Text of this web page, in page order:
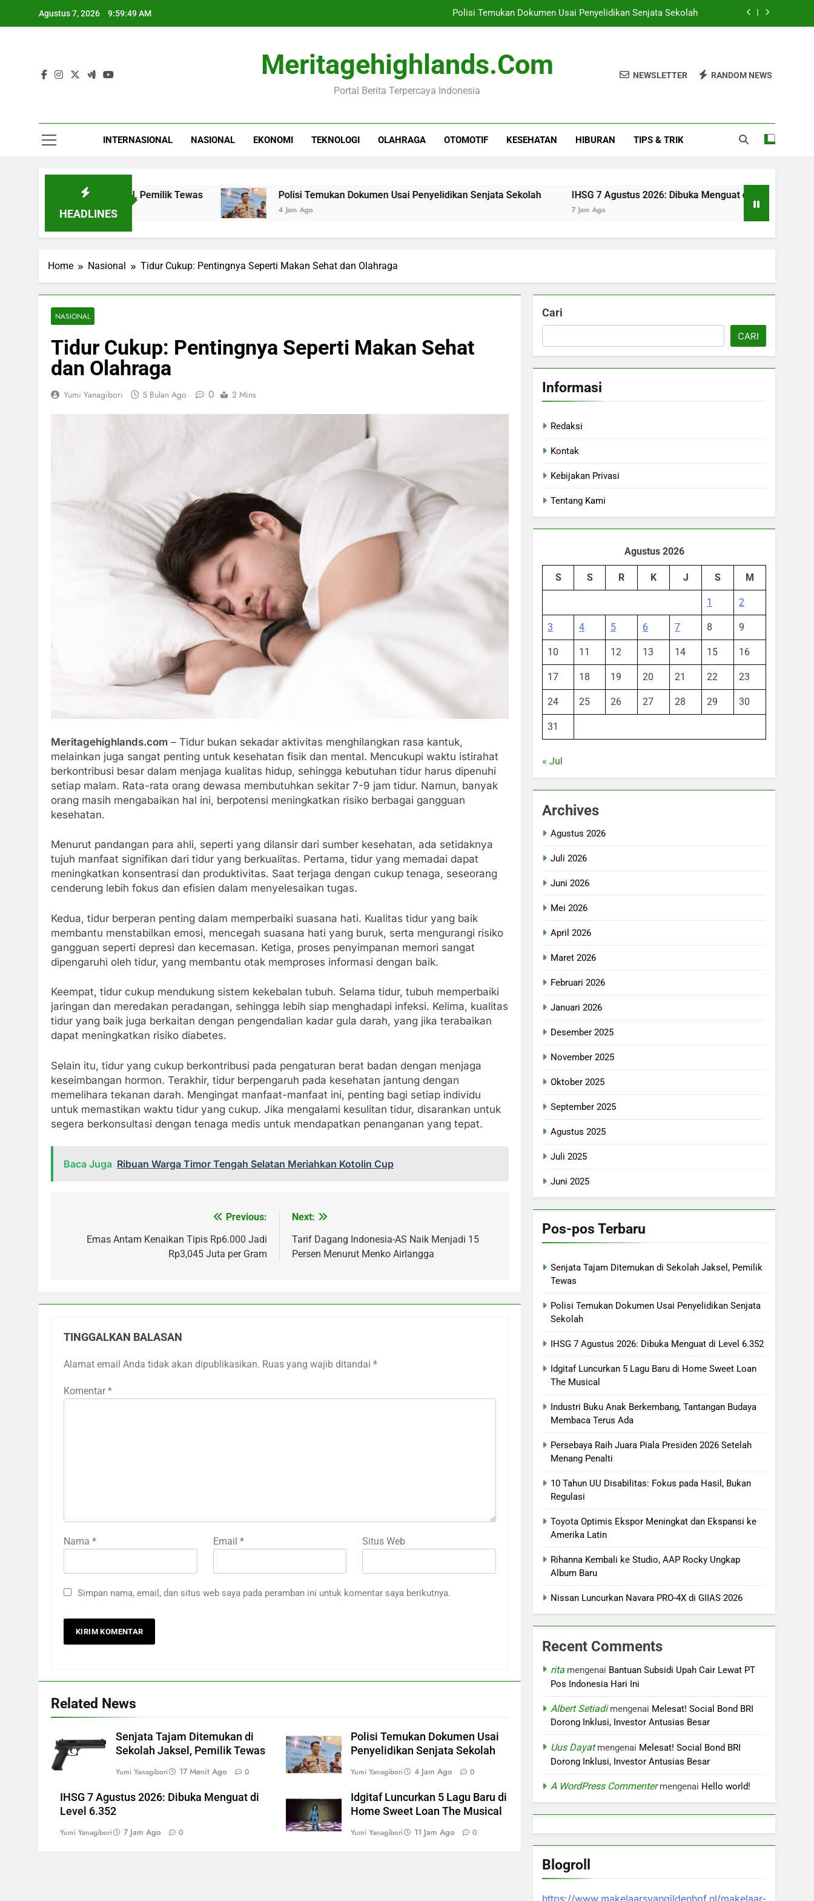
Agustus 7, 2026 9:59:50 AM Polisi Temukan Dokumen Usai Penyelidikan Senjata Sekolah
Idgitaf Luncurkan 5 Lagu Baru di Home Sweet Loan The Musical
Senjata Tajam Ditemukan di Sekolah Jaksel, Pemilik Tewas
IHSG 7 Agustus 2026: Dibuka Menguat di Level 6.352
Meritagehighlands.com
Portal Berita Terpercaya Indonesia
NEWSLETTER RANDOM NEWS
INTERNASIONAL NASIONAL EKONOMI TEKNOLOGI OLAHRAGA OTOMOTIF KESEHATAN HIBURAN TIPS & TRIK
HEADLINES
di Sekolah Jaksel, Pemilik Tewas Polisi Temukan Dokumen Usai Penyelidikan Senjata Sekolah
4 Jam Ago
IHSG 7 Agustus 2026: Dibuka Menguat di Level 6.352
Home Nasional Tidur Cukup: Pentingnya Seperti Makan Sehat dan Olahraga
NASIONAL
Tidur Cukup: Pentingnya Seperti Makan Sehat
dan Olahraga
Yumi Yanagibori 5 Bulan Ago 0 2 Mins
Meritagehighlands.com – Tidur bukan sekadar aktivitas menghilangkan rasa kantuk,
melainkan juga sangat penting untuk kesehatan fisik dan mental. Mencukupi waktu istirahat
berkontribusi besar dalam menjaga kualitas hidup, sehingga kebutuhan tidur harus dipenuhi
setiap malam. Rata-rata orang dewasa membutuhkan sekitar 7-9 jam tidur. Namun, banyak
orang masih mengabaikan hal ini, berpotensi meningkatkan risiko berbagai gangguan
kesehatan.
Menurut pandangan para ahli, seperti yang dilansir dari sumber kesehatan, ada setidaknya
tujuh manfaat signifikan dari tidur yang berkualitas. Pertama, tidur yang memadai dapat
meningkatkan konsentrasi dan produktivitas. Saat terjaga dengan cukup tenaga, seseorang
cenderung lebih fokus dan efisien dalam menyelesaikan tugas.
Kedua, tidur berperan penting dalam memperbaiki suasana hati. Kualitas tidur yang baik
membantu menstabilkan emosi, mencegah suasana hati yang buruk, serta mengurangi risiko
gangguan seperti depresi dan kecemasan. Ketiga, proses penyimpanan memori sangat
dipengaruhi oleh tidur, yang membantu otak memproses informasi dengan baik.
Keempat, tidur cukup mendukung sistem kekebalan tubuh. Selama tidur, tubuh memperbaiki
jaringan dan meredakan peradangan, sehingga lebih siap menghadapi infeksi. Kelima, kualitas
tidur yang baik juga berkaitan dengan pengendalian kadar gula darah, yang jika terabaikan
dapat meningkatkan risiko diabetes.
Selain itu, tidur yang cukup berkontribusi pada pengaturan berat badan dengan menjaga
keseimbangan hormon. Terakhir, tidur berpengaruh pada kesehatan jantung dengan
memelihara tekanan darah. Mengingat manfaat-manfaat ini, penting bagi setiap individu
untuk memastikan waktu tidur yang cukup. Jika mengalami kesulitan tidur, disarankan untuk
segera berkonsultasi dengan tenaga medis untuk mendapatkan penanganan yang tepat.
Baca Juga Ribuan Warga Timor Tengah Selatan Meriahkan Kotolin Cup
Previous:
Emas Antam Kenaikan Tipis Rp6.000 Jadi
Rp3,045 Juta per Gram
Next:
Tarif Dagang Indonesia-AS Naik Menjadi 15
Persen Menurut Menko Airlangga
TINGGALKAN BALASAN
Alamat email Anda tidak akan dipublikasikan. Ruas yang wajib ditandai *
Komentar *
Nama * Email * Situs Web
Simpan nama, email, dan situs web saya pada peramban ini untuk komentar saya berikutnya.
Related News
Senjata Tajam Ditemukan di
Sekolah Jaksel, Pemilik Tewas
Yumi Yanagibori 17 Menit Ago 0
Polisi Temukan Dokumen Usai
Penyelidikan Senjata Sekolah
Yumi Yanagibori 4 Jam Ago 0
IHSG 7 Agustus 2026: Dibuka Menguat di
Level 6.352
Yumi Yanagibori 7 Jam Ago 0
Idgitaf Luncurkan 5 Lagu Baru di
Home Sweet Loan The Musical
Yumi Yanagibori 11 Jam Ago 0
Cari
CARI
Informasi
Redaksi
Kontak
Kebijakan Privasi
Tentang Kami
Agustus 2026
S S R K J S M
1 2
3 4 5 6 7 8 9
10 11 12 13 14 15 16
17 18 19 20 21 22 23
24 25 26 27 28 29 30
31
« Jul
Archives
Agustus 2026
Juli 2026
Juni 2026
Mei 2026
April 2026
Maret 2026
Februari 2026
Januari 2026
Desember 2025
November 2025
Oktober 2025
September 2025
Agustus 2025
Juli 2025
Juni 2025
Pos-pos Terbaru
Senjata Tajam Ditemukan di Sekolah Jaksel, Pemilik
Tewas
Polisi Temukan Dokumen Usai Penyelidikan Senjata
Sekolah
IHSG 7 Agustus 2026: Dibuka Menguat di Level 6.352
Idgitaf Luncurkan 5 Lagu Baru di Home Sweet Loan
The Musical
Industri Buku Anak Berkembang, Tantangan Budaya
Membaca Terus Ada
Persebaya Raih Juara Piala Presiden 2026 Setelah
Menang Penalti
10 Tahun UU Disabilitas: Fokus pada Hasil, Bukan
Regulasi
Toyota Optimis Ekspor Meningkat dan Ekspansi ke
Amerika Latin
Rihanna Kembali ke Studio, AAP Rocky Ungkap
Album Baru
Nissan Luncurkan Navara PRO-4X di GIIAS 2026
Recent Comments
rita mengenai Bantuan Subsidi Upah Cair Lewat PT
Pos Indonesia Hari Ini
Albert Setiadimengenai Melesat! Social Bond BRI
Dorong Inklusi, Investor Antusias Besar
Uus Dayatmengenai Melesat! Social Bond BRI
Dorong Inklusi, Investor Antusias Besar
A WordPress Commentermengenai Hello world!
Blogroll
https://www.makelaarsvangildenhof.nl/makelaar-